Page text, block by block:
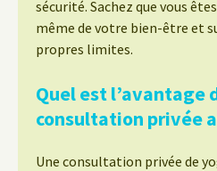
sécurité. Sachez que vous
même de votre bien-être et
propres limites.
Quel est l’avantage
consultation privée
Une consultation privée de